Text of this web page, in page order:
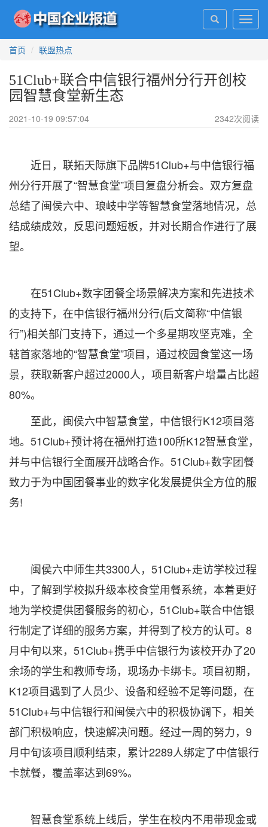
首页
联盟热点
51Club+联合中信银行福州分行开创校
园智慧食堂新生态
2021-10-19 09:57:04 2342次阅读
近日，联拓天际旗下品牌51Club+与中信银行福
州分行开展了“智慧食堂”项目复盘分析会。双方复盘
总结了闽侯六中、琅岐中学等智慧食堂落地情况，总
结成绩成效，反思问题短板，并对长期合作进行了展
望。
在51Club+数字团餐全场景解决方案和先进技术
的支持下，在中信银行福州分行(后文简称“中信银
行”)相关部门支持下，通过一个多星期攻坚克难，全
辖首家落地的“智慧食堂”项目，通过校园食堂这一场
景，获取新客户超过2000人，项目新客户增量占比超
80%。
至此，闽侯六中智慧食堂，中信银行K12项目落
地。51Club+预计将在福州打造100所K12智慧食堂，
并与中信银行全面展开战略合作。51Club+数字团餐
致力于为中国团餐事业的数字化发展提供全方位的服
务!
闽侯六中师生共3300人，51Club+走访学校过程
中，了解到学校拟升级本校食堂用餐系统，本着更好
地为学校提供团餐服务的初心，51Club+联合中信银
行制定了详细的服务方案，并得到了校方的认可。8
月中旬以来，51Club+携手中信银行为该校开办了20
余场的学生和教师专场，现场办卡绑卡。项目初期，
K12项目遇到了人员少、设备和经验不足等问题，在
51Club+与中信银行和闽侯六中的积极协调下，相关
部门积极响应，快速解决问题。经过一周的努力，9
月中旬该项目顺利结束，累计2289人绑定了中信银行
卡就餐，覆盖率达到69%。
智慧食堂系统上线后，学生在校内不用带现金或